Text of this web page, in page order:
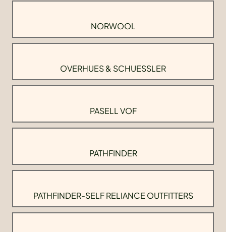
NORWOOL
OVERHUES & SCHUESSLER
PASELL VOF
PATHFINDER
PATHFINDER-SELF RELIANCE OUTFITTERS